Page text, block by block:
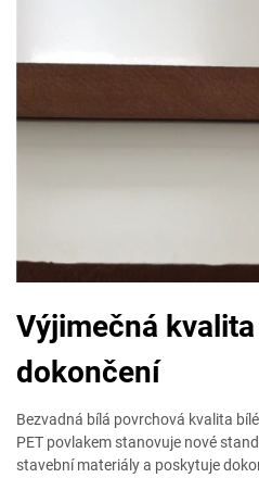
Výjimečná
dokončení
Bezvadná bílá povrchová kvalita
PET povlakem stanovuje nové
stavební materiály a poskytuje